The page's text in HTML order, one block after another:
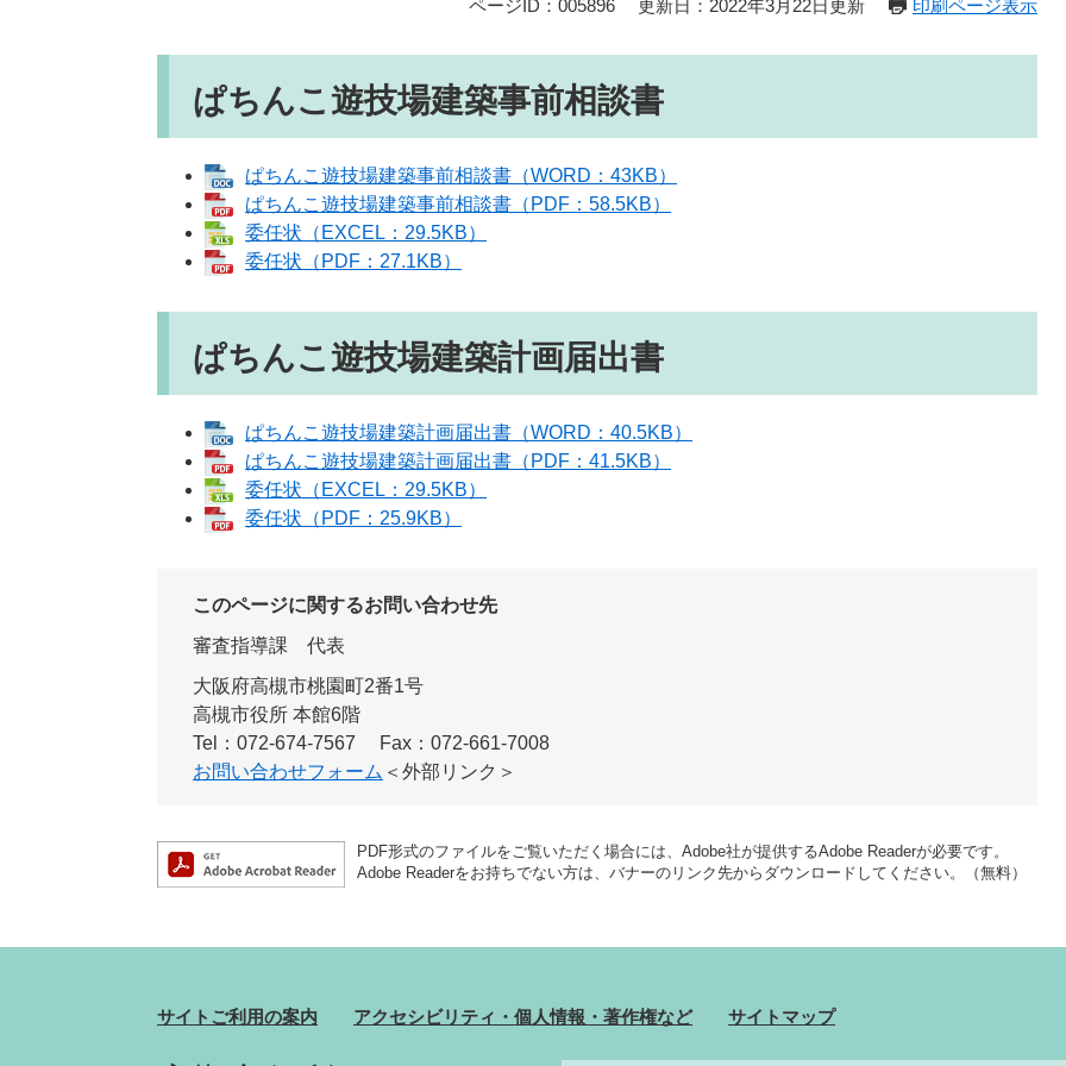
ページID：005896 更新日：2022年3月22日更新 印刷ページ表示
ぱちんこ遊技場建築事前相談書
ぱちんこ遊技場建築事前相談書（WORD：43KB）
ぱちんこ遊技場建築事前相談書（PDF：58.5KB）
委任状（EXCEL：29.5KB）
委任状（PDF：27.1KB）
ぱちんこ遊技場建築計画届出書
ぱちんこ遊技場建築計画届出書（WORD：40.5KB）
ぱちんこ遊技場建築計画届出書（PDF：41.5KB）
委任状（EXCEL：29.5KB）
委任状（PDF：25.9KB）
このページに関するお問い合わせ先
審査指導課
代表
大阪府高槻市桃園町2番1号
高槻市役所 本館6階
Tel：072-674-7567
Fax：072-661-7008
お問い合わせフォーム ＜外部リンク＞
PDF形式のファイルをご覧いただく場合には、Adobe社が提供するAdobe Readerが必要です。
Adobe Readerをお持ちでない方は、バナーのリンク先からダウンロードしてください。（無料）
サイトご利用の案内 アクセシビリティ・個人情報・著作権など サイトマップ